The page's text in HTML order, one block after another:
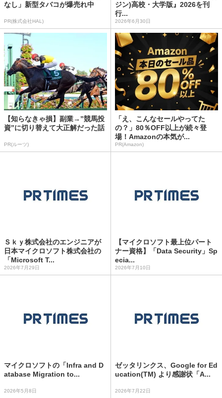
なし」新型タバコが爆売れ中
PR(株式会社HAL)
ジン)高校・大学版』2026を刊
行...
2026年6月30日
【知らなきゃ損】副業→”競馬投
資”に切り替えて大正解だった話
PR(ルーツ)
「え、こんなセールやってた
の？」80％OFF以上が続々登
場！Amazonの本気が...
PR(Amazon)
Ｓｋｙ株式会社のエンジニアが
日本マイクロソフト株式会社の
「Microsoft T...
2026年7月29日
【マイクロソフト最上位パート
ナー資格】「Data Security」Sp
ecia...
2026年7月10日
マイクロソフトの「Infra and D
atabase Migration to...
2026年5月8日
ゼッタリンクス、Google for Ed
ucation(TM) より感謝状「A...
2026年7月22日